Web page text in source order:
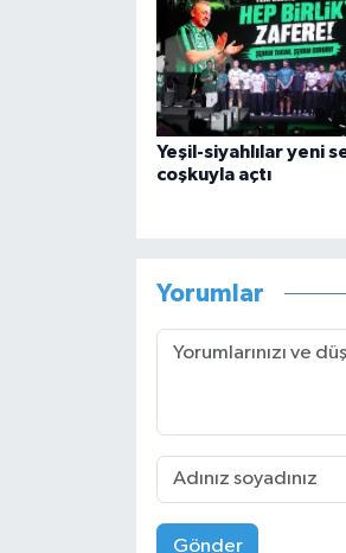
Yeşil-siyahlılar yeni
coşkuyla açtı
Yorumlar
Gönder